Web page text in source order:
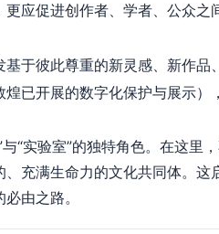
更应促进创作者、学者、公众
基于彼此尊重的新灵感、新作
已开展的数字化保护与展示
“实验室”的独特角色。在这里
充满生命力的文化共同体。
由之路。